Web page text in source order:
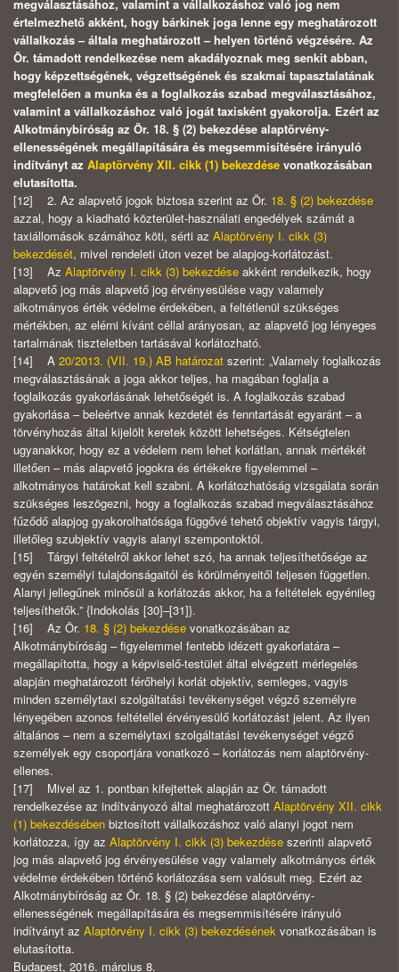
megválasztásához, valamint a vállalkozáshoz való jog nem
értelmezhető akként, hogy bárkinek joga lenne egy meghatározott
vállalkozás – általa meghatározott – helyen történő végzésére. Az
Ör. támadott rendelkezése nem akadályoznak meg senkit abban,
hogy képzettségének, végzettségének és szakmai tapasztalatának
megfelelően a munka és a foglalkozás szabad megválasztásához,
valamint a vállalkozáshoz való jogát taxisként gyakorolja. Ezért az
Alkotmánybíróság az Ör. 18. § (2) bekezdése alaptörvény-
ellenességének megállapítására és megsemmisítésére irányuló
indítványt az Alaptörvény XII. cikk (1) bekezdése vonatkozásában
elutasította.
[12] 2. Az alapvető jogok biztosa szerint az Ör. 18. § (2) bekezdése
azzal, hogy a kiadható közterület-használati engedélyek számát a
taxiállomások számához köti, sérti az Alaptörvény I. cikk (3)
bekezdését, mivel rendeleti úton vezet be alapjog-korlátozást.
[13] Az Alaptörvény I. cikk (3) bekezdése akként rendelkezik, hogy
alapvető jog más alapvető jog érvényesülése vagy valamely
alkotmányos érték védelme érdekében, a feltétlenül szükséges
mértékben, az elérni kívánt céllal arányosan, az alapvető jog lényeges
tartalmának tiszteletben tartásával korlátozható.
[14] A 20/2013. (VII. 19.) AB határozat szerint: „Valamely foglalkozás
megválasztásának a joga akkor teljes, ha magában foglalja a
foglalkozás gyakorlásának lehetőségét is. A foglalkozás szabad
gyakorlása – beleértve annak kezdetét és fenntartását egyaránt – a
törvényhozás által kijelölt keretek között lehetséges. Kétségtelen
ugyanakkor, hogy ez a védelem nem lehet korlátlan, annak mértékét
illetően – más alapvető jogokra és értékekre figyelemmel –
alkotmányos határokat kell szabni. A korlátozhatóság vizsgálata során
szükséges leszögezni, hogy a foglalkozás szabad megválasztásához
fűződő alapjog gyakorolhatósága függővé tehető objektív vagyis tárgyi,
illetőleg szubjektív vagyis alanyi szempontoktól.
[15] Tárgyi feltételről akkor lehet szó, ha annak teljesíthetősége az
egyén személyi tulajdonságaitól és körülményeitől teljesen független.
Alanyi jellegűnek minősül a korlátozás akkor, ha a feltételek egyénileg
teljesíthetők.” {Indokolás [30]–[31]}.
[16] Az Ör. 18. § (2) bekezdése vonatkozásában az
Alkotmánybíróság – figyelemmel fentebb idézett gyakorlatára –
megállapította, hogy a képviselő-testület által elvégzett mérlegelés
alapján meghatározott férőhelyi korlát objektív, semleges, vagyis
minden személytaxi szolgáltatási tevékenységet végző személyre
lényegében azonos feltétellel érvényesülő korlátozást jelent. Az ilyen
általános – nem a személytaxi szolgáltatási tevékenységet végző
személyek egy csoportjára vonatkozó – korlátozás nem alaptörvény-
ellenes.
[17] Mivel az 1. pontban kifejtettek alapján az Ör. támadott
rendelkezése az indítványozó által meghatározott Alaptörvény XII. cikk
(1) bekezdésében biztosított vállalkozáshoz való alanyi jogot nem
korlátozza, így az Alaptörvény I. cikk (3) bekezdése szerinti alapvető
jog más alapvető jog érvényesülése vagy valamely alkotmányos érték
védelme érdekében történő korlátozása sem valósult meg. Ezért az
Alkotmánybíróság az Ör. 18. § (2) bekezdése alaptörvény-
ellenességének megállapítására és megsemmisítésére irányuló
indítványt az Alaptörvény I. cikk (3) bekezdésének vonatkozásában is
elutasította.
Budapest, 2016. március 8.